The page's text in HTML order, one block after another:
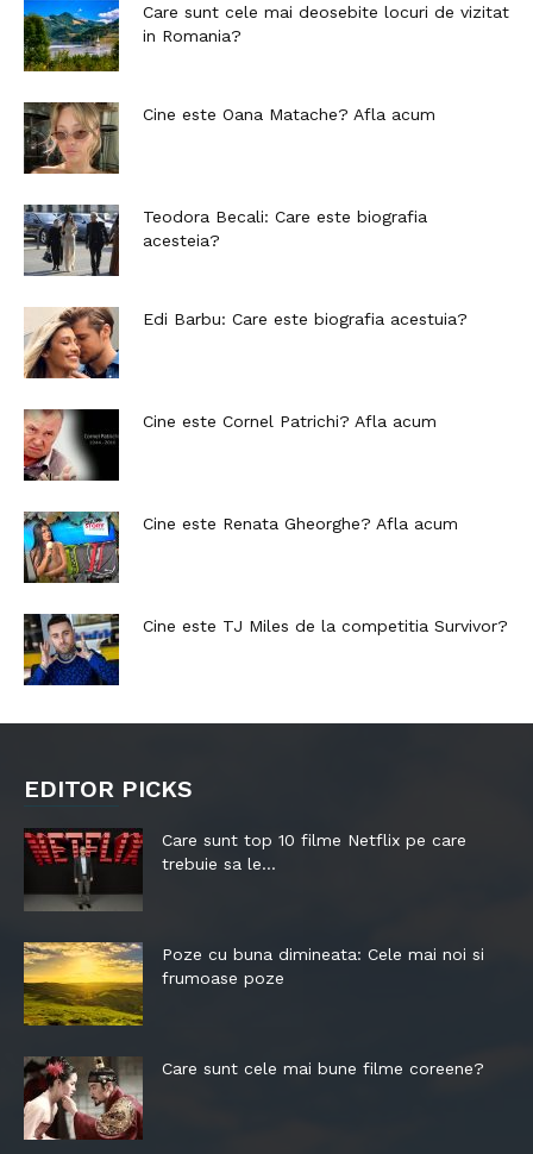
Care sunt cele mai deosebite locuri de vizitat
in Romania?
Cine este Oana Matache? Afla acum
Teodora Becali: Care este biografia
acesteia?
Edi Barbu: Care este biografia acestuia?
Cine este Cornel Patrichi? Afla acum
Cine este Renata Gheorghe? Afla acum
Cine este TJ Miles de la competitia Survivor?
EDITOR PICKS
Care sunt top 10 filme Netflix pe care
trebuie sa le...
Poze cu buna dimineata: Cele mai noi si
frumoase poze
Care sunt cele mai bune filme coreene?